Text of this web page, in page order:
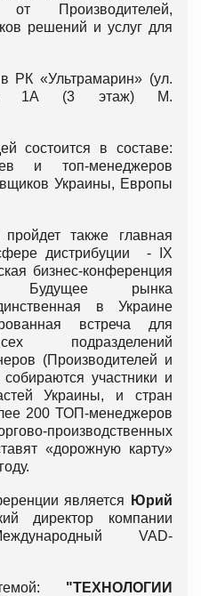
от Производителей,
решений и услуг для
РК «Ультрамарин» (ул.
1А (3 этаж) М.
состоится в составе:
и топ-менеджеров
Украины, Европы
также главная
дистрибуции - IX
бизнес-конференция
Будущее рынка
в Украине
встреча для
подразделений
(Производителей и
участники и
Украины, и стран
200 ТОП-менеджеров
производственных
«дорожную карту»
является
Юрий
директор компании
VAD-
"ТЕХНОЛОГИИ